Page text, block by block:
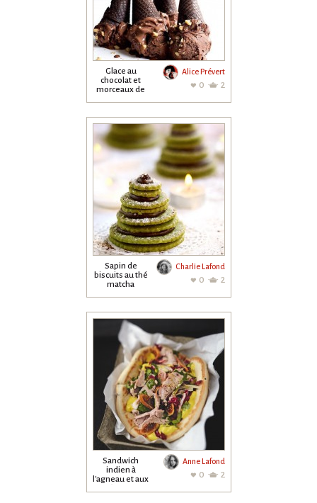
Glace au
chocolat et
morceaux de
Alice Prévert
0 2
Sapin de
biscuits au thé
matcha
Charlie Lafond
0 2
Sandwich
indien à
l'agneau et aux
Anne Lafond
0 2